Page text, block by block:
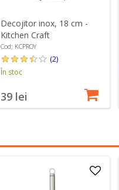
Decojitor inox, 18 cm -
Kitchen Craft
Cod: KCPROY
(2)
În stoc
39 lei